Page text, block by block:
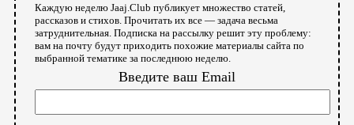
Каждую неделю Jaaj.Club публикует множество статей,
рассказов и стихов. Прочитать их все — задача весьма
затруднительная. Подписка на рассылку решит эту проблему:
вам на почту будут приходить похожие материалы сайта по
выбранной тематике за последнюю неделю.
Введите ваш Email